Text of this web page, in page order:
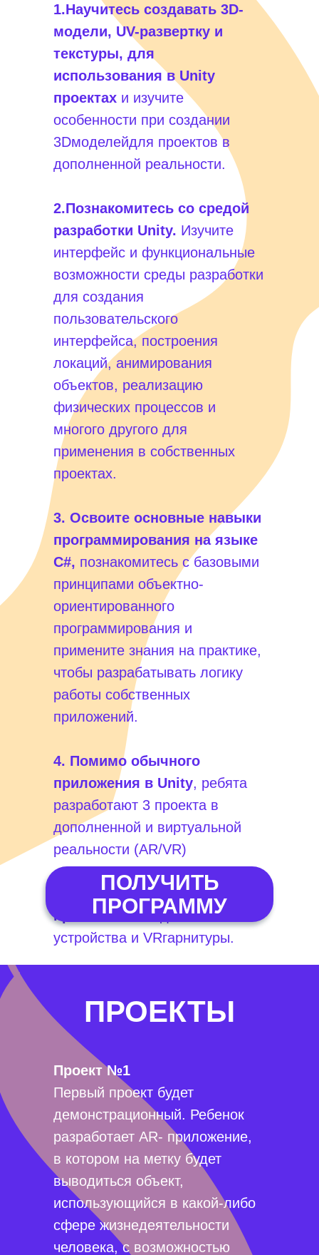
1.Научитесь создавать 3D-
модели, UV-развертку и
текстуры, для
использования в Unity
проектах и изучите
особенности при создании
3Dмоделейдля проектов в
дополненной реальности.
2.Познакомитесь со средой
разработки Unity. Изучите
интерфейс и функциональные
возможности среды разработки
для создания
пользовательского
интерфейса, построения
локаций, анимирования
объектов, реализацию
физических процессов и
многого другого для
применения в собственных
проектах.
3. Освоите основные навыки
программирования на языке
C#, познакомитесь с базовыми
принципами объектно-
ориентированного
программирования и
примените знания на практике,
чтобы разрабатывать логику
работы собственных
приложений.
4. Помимо обычного
приложения в Unity, ребята
разработают 3 проекта в
дополненной и виртуальной
реальности (AR/VR)
5. Научитесь делать сборку
приложенияпод мобильные
устройства и VRгарнитуры.
ПОЛУЧИТЬ
ПРОГРАММУ
ПРОЕКТЫ
Проект №1
Первый проект будет
демонстрационный. Ребенок
разработает AR- приложение,
в котором на метку будет
выводиться объект,
использующийся в какой-либо
сфере жизнедеятельности
человека, с возможностью